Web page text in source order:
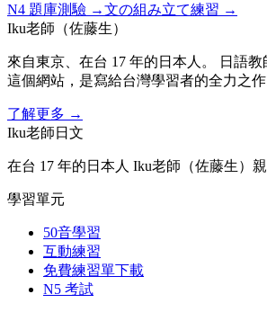
N4 題庫測驗 →文の組み立て練習 →
Iku老師（佐藤生）
來自東京、在台 17 年的日本人。 日語
這個網站，是寫給台灣學習者的全力之作
了解更多 →
Iku老師日文
在台 17 年的日本人 Iku老師（佐藤生）
學習單元
50音學習
互動練習
免費練習單下載
N5 考試